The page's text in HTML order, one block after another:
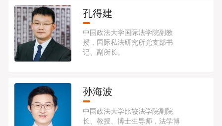
孔得建
中国政法大学国际法学院副教
授，国际私法研究所党支部书
记、副所长。
孙海波
中国政法大学比较法学院副院
长、教授、博士生导师，法学博